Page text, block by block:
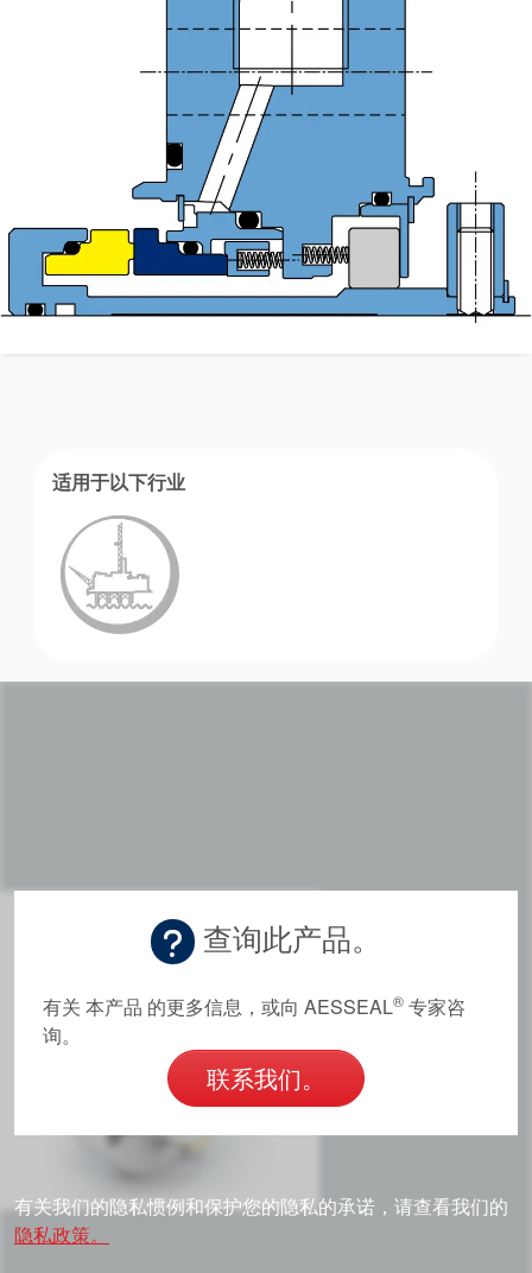
适用于以下行业
查询此产品。
有关 本产品 的更多信息，或向 AESSEAL® 专家咨
询。
联系我们。
有关我们的隐私惯例和保护您的隐私的承诺，请查看我们的
隐私政策。